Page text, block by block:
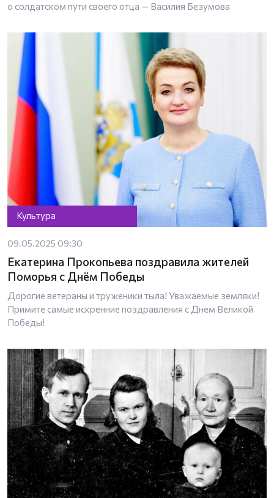
о солдатском пути своего отца — Василия Безумова
Культура
09.05.2025 09:30
Екатерина Прокопьева поздравила жителей
Поморья с Днём Победы
Дорогие ветераны и труженики тыла! Уважаемые земляки!
Примите самые искренние поздравления с Днем Великой
Победы!